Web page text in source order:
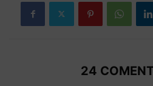
24